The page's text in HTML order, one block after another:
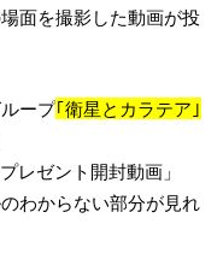
面を撮影した動画が投
ープ｢衛星とカラテア｣
レゼント開封動画」
わからない部分が見れ